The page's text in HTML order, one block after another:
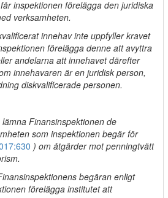
inspektionen förelägga den juridiska
verksamheten.
innehav inte uppfyller kravet
förelägga denne att avyttra
andelarna att innehavet därefter
innehavaren är en juridisk person,
diskvalificerade personen.
Finansinspektionen de
som inspektionen begär för
) om åtgärder mot penningtvätt
begäran enligt
förelägga institutet att